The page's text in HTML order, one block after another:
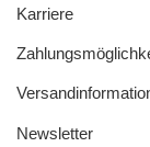
Karriere
Newsletter